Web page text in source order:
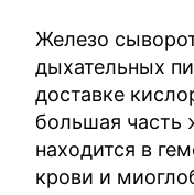
Железо
дыхательных
доставке
большая часть
находится в
крови и